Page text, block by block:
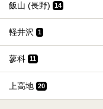
飯山 (長野) 14
軽井沢 1
蓼科 11
上高地 20